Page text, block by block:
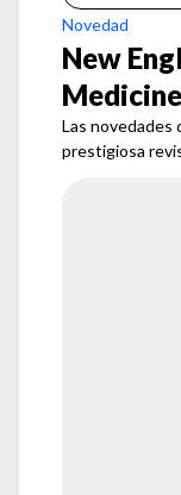
Novedad
New
Las novedades
prestigiosa